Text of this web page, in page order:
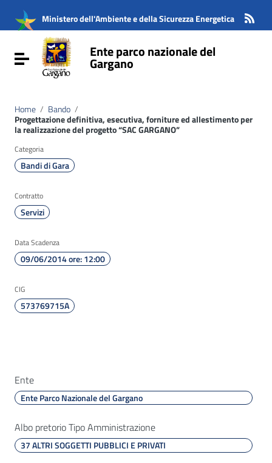
Vai al menu di navigazione
Vai al footer
Ministero dell'Ambiente e della Sicurezza Energetica
Attiva / disattiva la navigazioneEnte parco nazionale del
Gargano
Home / Bando /
Progettazione definitiva, esecutiva, forniture ed allestimento per
la realizzazione del progetto “SAC GARGANO”
Categoria
Bandi di Gara
Contratto
Servizi
Data Scadenza
09/06/2014 ore: 12:00
CIG
573769715A
Ente
Ente Parco Nazionale del Gargano
Albo pretorio Tipo Amministrazione
37 ALTRI SOGGETTI PUBBLICI E PRIVATI